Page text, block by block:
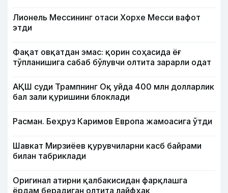
Лионель Мессининг отаси Хорхе Месси вафот
этди
Фақат овқатдан эмас: қорин соҳасида ёғ
тўпланишига сабаб бўлувчи олтита зарарли одат
АҚШ суди Трампнинг Оқ уйда 400 млн долларлик
бал зали қуришини блоклади
Расман. Беҳруз Каримов Европа жамоасига ўтди
Шавкат Мирзиёев қурувчиларни касб байрами
билан табриклади
Оригинал атирни қалбакисидан фарқлашга
ёрдам берадиган олтита лайфҳак